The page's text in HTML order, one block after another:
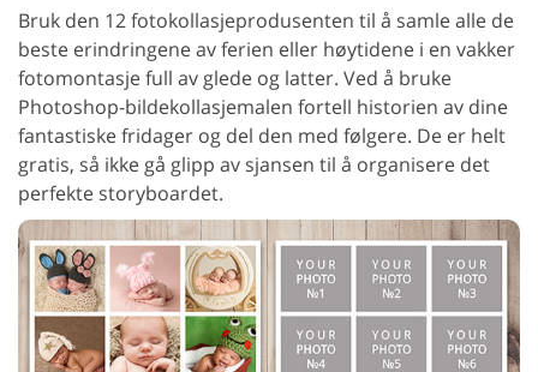
Bruk den 12 fotokollasjeprodusenten til å samle alle de
beste erindringene av ferien eller høytidene i en vakker
fotomontasje full av glede og latter. Ved å bruke
Photoshop-bildekollasjemalen fortell historien av dine
fantastiske fridager og del den med følgere. De er helt
gratis, så ikke gå glipp av sjansen til å organisere det
perfekte storyboardet.